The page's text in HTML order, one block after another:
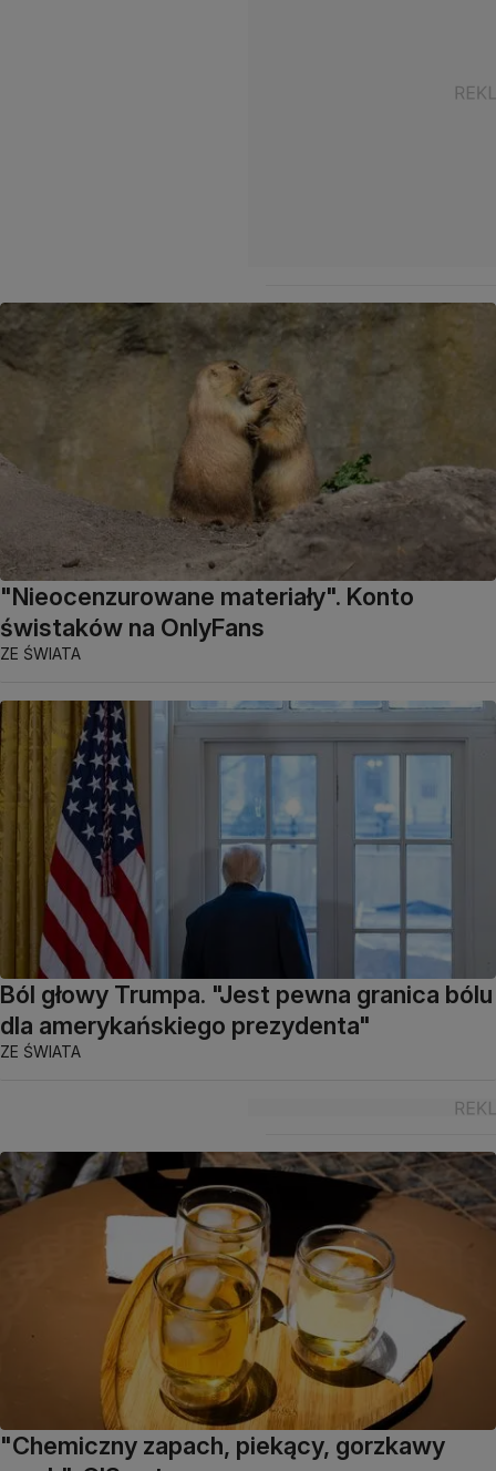
"Nieocenzurowane materiały". Konto
świstaków na OnlyFans
ZE ŚWIATA
Ból głowy Trumpa. "Jest pewna granica bólu
dla amerykańskiego prezydenta"
ZE ŚWIATA
"Chemiczny zapach, piekący, gorzkawy